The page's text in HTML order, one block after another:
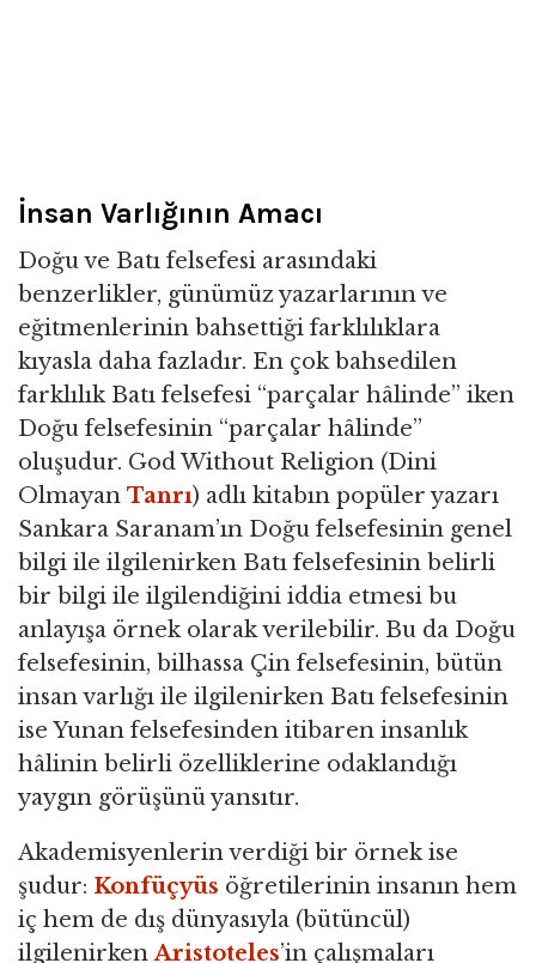
İnsan Varlığının Amacı
Doğu ve Batı felsefesi arasındaki
benzerlikler, günümüz yazarlarının ve
eğitmenlerinin bahsettiği farklılıklara
kıyasla daha fazladır. En çok bahsedilen
farklılık Batı felsefesi “parçalar hâlinde” iken
Doğu felsefesinin “parçalar hâlinde”
oluşudur. God Without Religion (Dini
Olmayan Tanrı) adlı kitabın popüler yazarı
Sankara Saranam’ın Doğu felsefesinin genel
bilgi ile ilgilenirken Batı felsefesinin belirli
bir bilgi ile ilgilendiğini iddia etmesi bu
anlayışa örnek olarak verilebilir. Bu da Doğu
felsefesinin, bilhassa Çin felsefesinin, bütün
insan varlığı ile ilgilenirken Batı felsefesinin
ise Yunan felsefesinden itibaren insanlık
hâlinin belirli özelliklerine odaklandığı
yaygın görüşünü yansıtır.
Akademisyenlerin verdiği bir örnek ise
şudur: Konfüçyüs öğretilerinin insanın hem
iç hem de dış dünyasıyla (bütüncül)
ilgilenirkenAristoteles’in çalışmaları